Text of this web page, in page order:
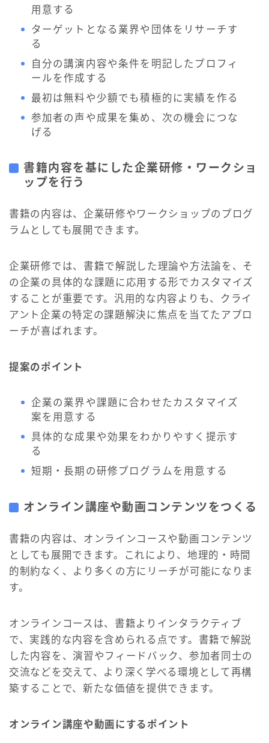
用意する
ターゲットとなる業界や団体をリサーチす
る
自分の講演内容や条件を明記したプロフィ
ールを作成する
最初は無料や少額でも積極的に実績を作る
参加者の声や成果を集め、次の機会につな
げる
書籍内容を基にした企業研修・ワークショ
ップを行う
書籍の内容は、企業研修やワークショップのプログ
ラムとしても展開できます。
企業研修では、書籍で解説した理論や方法論を、そ
の企業の具体的な課題に応用する形でカスタマイズ
することが重要です。汎用的な内容よりも、クライ
アント企業の特定の課題解決に焦点を当てたアプロ
ーチが喜ばれます。
提案のポイント
企業の業界や課題に合わせたカスタマイズ
案を用意する
具体的な成果や効果をわかりやすく提示す
る
短期・長期の研修プログラムを用意する
オンライン講座や動画コンテンツをつくる
書籍の内容は、オンラインコースや動画コンテンツ
としても展開できます。これにより、地理的・時間
的制約なく、より多くの方にリーチが可能になりま
す。
オンラインコースは、書籍よりインタラクティブ
で、実践的な内容を含められる点です。書籍で解説
した内容を、演習やフィードバック、参加者同士の
交流などを交えて、より深く学べる環境として再構
築することで、新たな価値を提供できます。
オンライン講座や動画にするポイント